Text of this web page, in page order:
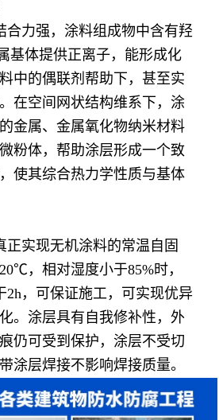
合力强，涂料组成物中含有羟
基体提供正离子，能形成化
中的偶联剂帮助下，甚至实
在空间网状结构维系下，涂
金属、金属氧化物纳米材料
粉体，帮助涂层形成一个致
使其综合热力学性质与基体
正实现无机涂料的常温自固
，相对湿度小于85%时，
2h，可保证施工，可实现优异
。涂层具有自我修补性，外
仍可受到保护，涂层不受切
涂层焊接不影响焊接质量。